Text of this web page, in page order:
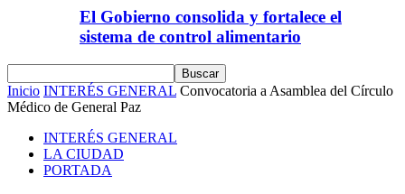
El Gobierno consolida y fortalece el
sistema de control alimentario
Inicio INTERÉS GENERAL Convocatoria a Asamblea del Círculo
Médico de General Paz
INTERÉS GENERAL
LA CIUDAD
PORTADA